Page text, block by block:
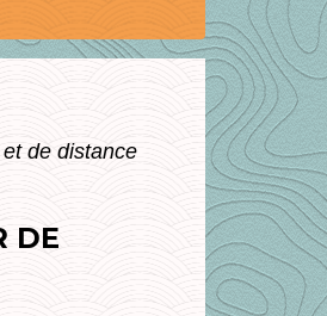
de distance
DE